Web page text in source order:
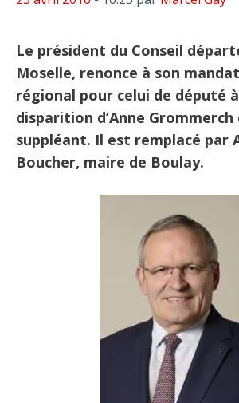
Le président du Conseil
Moselle, renonce à son
régional pour celui de député
disparition d’Anne
suppléant. Il est remplacé par
Boucher, maire de Boulay.